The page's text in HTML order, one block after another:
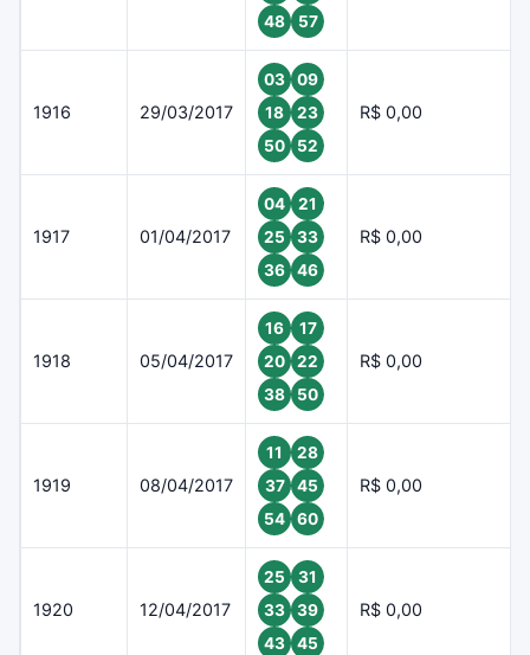
48
57
1916 29/03/2017
03
09
18
23
50
52
R$ 0,00
1917 01/04/2017
04
21
25
33
36
46
R$ 0,00
1918 05/04/2017
16
17
20
22
38
50
R$ 0,00
1919 08/04/2017
11
28
37
45
54
60
R$ 0,00
1920 12/04/2017
25
31
33
39
43
45
R$ 0,00